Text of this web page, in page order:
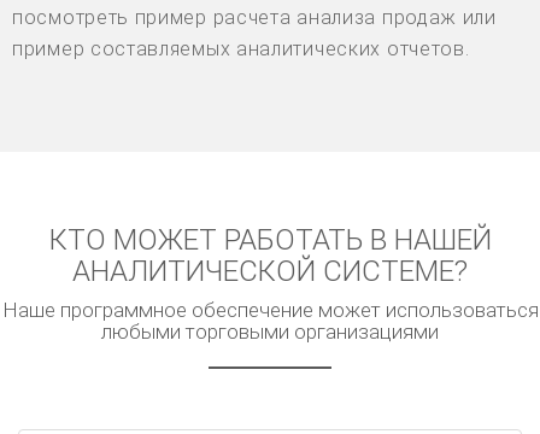
посмотреть пример расчета анализа продаж или
пример составляемых аналитических отчетов.
КТО МОЖЕТ РАБОТАТЬ В НАШЕЙ
АНАЛИТИЧЕСКОЙ СИСТЕМЕ?
Наше программное обеспечение может использоваться
любыми торговыми организациями